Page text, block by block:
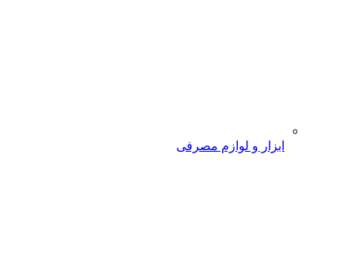
ابزار و لوازم مصرفی